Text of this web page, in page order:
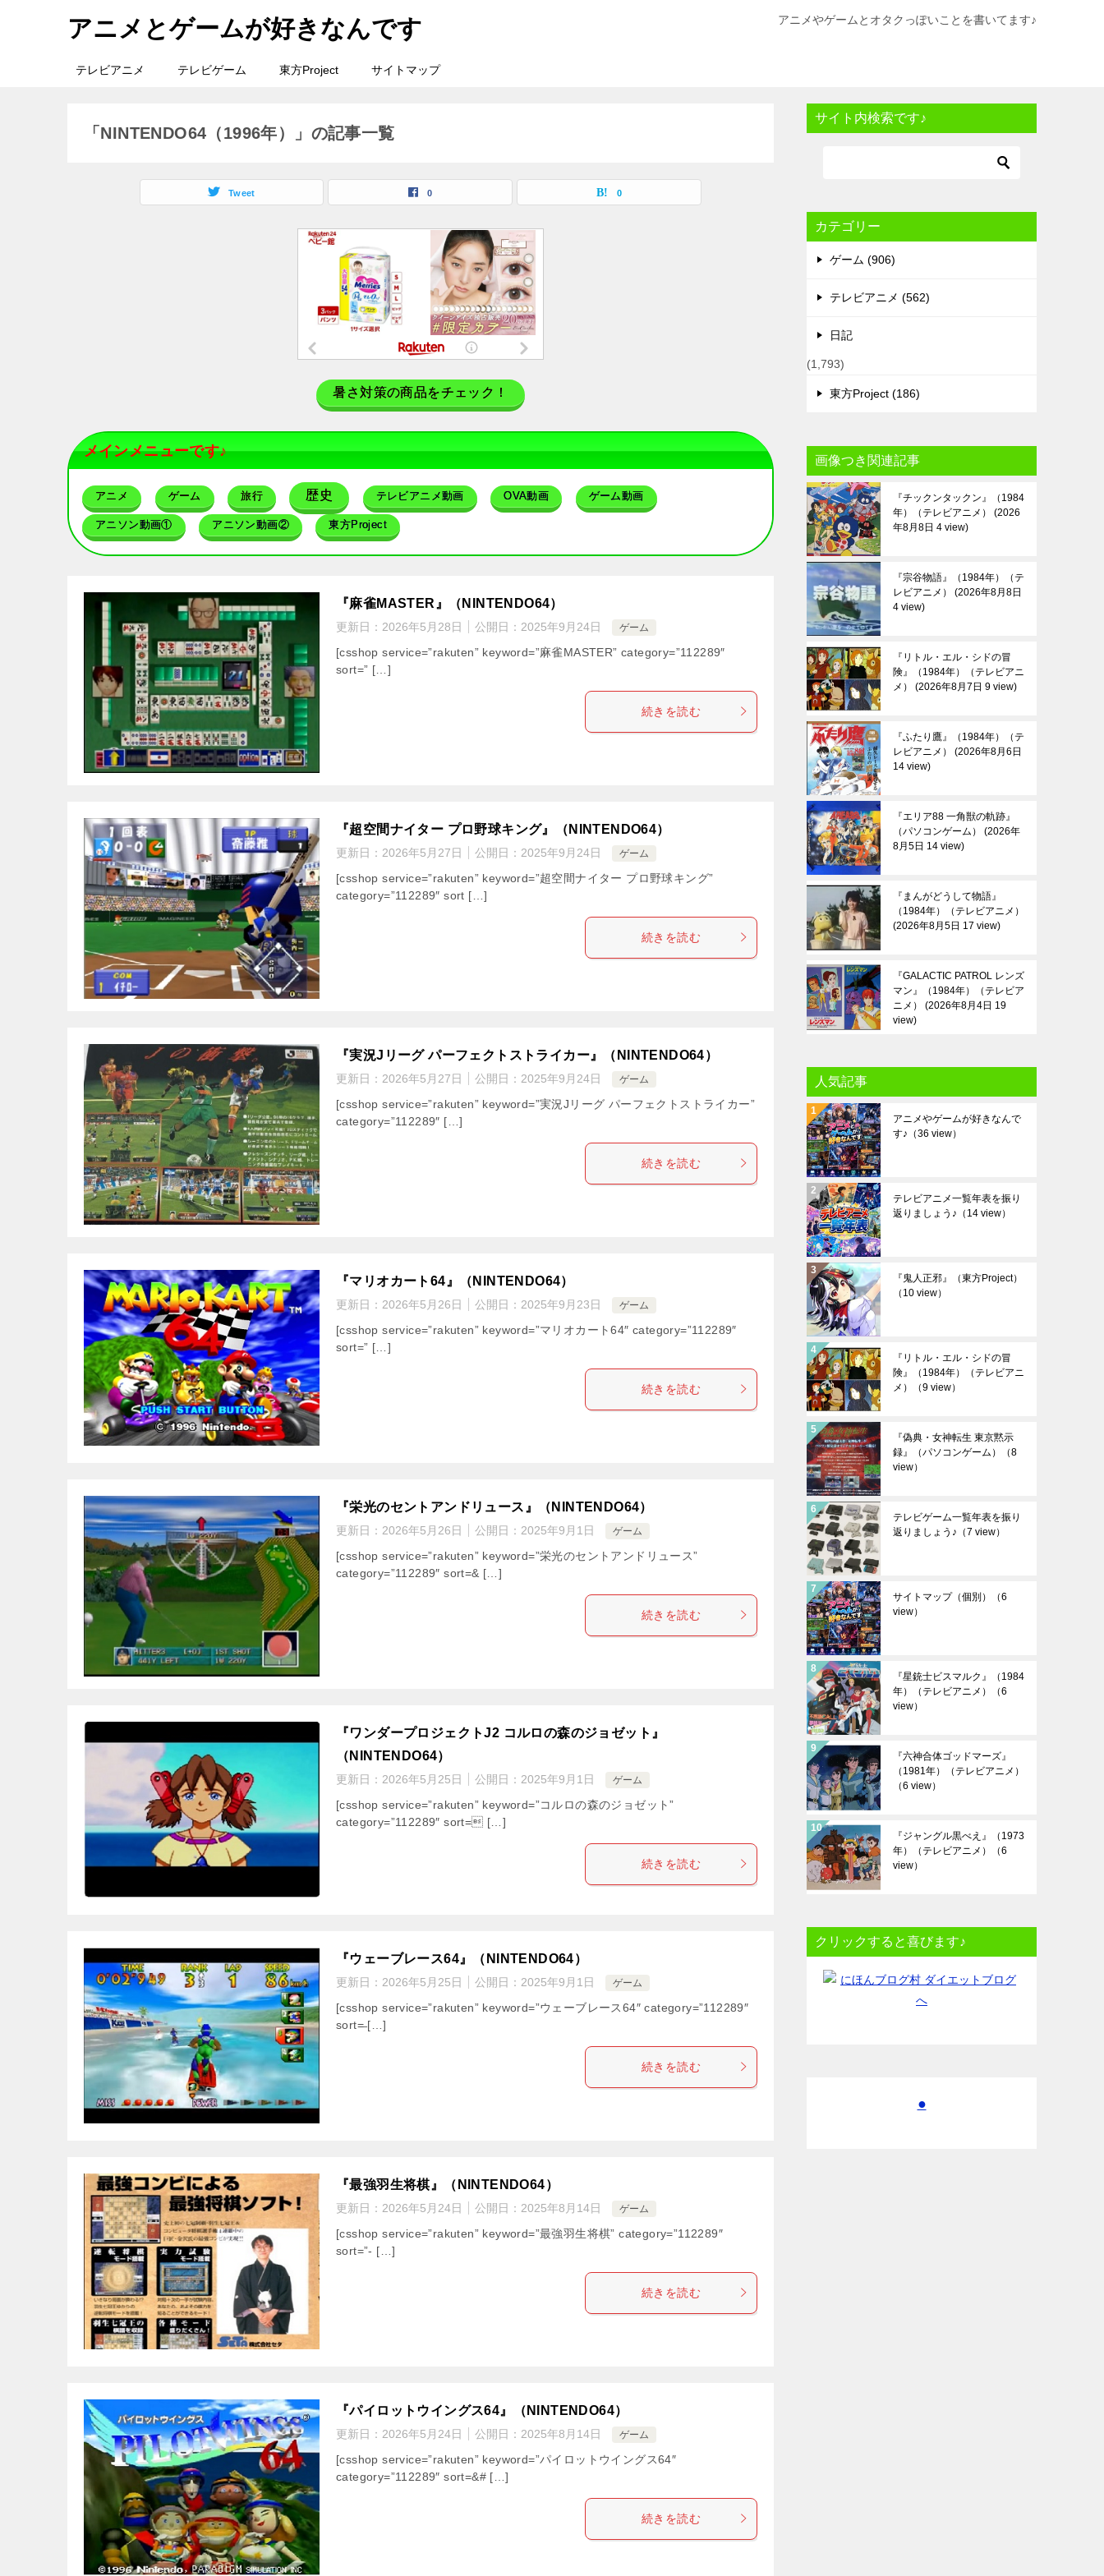
アニメとゲームが好きなんです アニメやゲームとオタクっぽいことを書いてます♪
テレビアニメ テレビゲーム 東方Project サイトマップ
「NINTENDO64（1996年）」の記事一覧
Tweet 0 0
暑さ対策の商品をチェック！
メインメニューです♪
アニメ ゲーム 旅行 歴史 テレビアニメ動画 OVA動画 ゲーム動画
アニソン動画① アニソン動画② 東方Project
『麻雀MASTER』（NINTENDO64）
更新日： 2026年5月28日 公開日： 2025年9月24日 ゲーム
[csshop service=”rakuten” keyword=”麻雀MASTER” category=”112289″
sort=” […]
続きを読む
『超空間ナイター プロ野球キング』（NINTENDO64）
更新日： 2026年5月27日 公開日： 2025年9月24日 ゲーム
[csshop service=”rakuten” keyword=”超空間ナイター プロ野球キング”
category=”112289″ sort […]
続きを読む
『実況Jリーグ パーフェクトストライカー』（NINTENDO64）
更新日： 2026年5月27日 公開日： 2025年9月24日 ゲーム
[csshop service=”rakuten” keyword=”実況Jリーグ パーフェクトストライカー”
category=”112289″ […]
続きを読む
『マリオカート64』（NINTENDO64）
更新日： 2026年5月26日 公開日： 2025年9月23日 ゲーム
[csshop service=”rakuten” keyword=”マリオカート64″ category=”112289″
sort=” […]
続きを読む
『栄光のセントアンドリュース』（NINTENDO64）
更新日： 2026年5月26日 公開日： 2025年9月1日 ゲーム
[csshop service=”rakuten” keyword=”栄光のセントアンドリュース”
category=”112289″ sort=& […]
続きを読む
『ワンダープロジェクトJ2 コルロの森のジョゼット』
（NINTENDO64）
更新日： 2026年5月25日 公開日： 2025年9月1日 ゲーム
[csshop service=”rakuten” keyword=”コルロの森のジョゼット”
category=”112289″ sort= […]
続きを読む
『ウェーブレース64』（NINTENDO64）
更新日： 2026年5月25日 公開日： 2025年9月1日 ゲーム
[csshop service=”rakuten” keyword=”ウェーブレース64″ category=”112289″
sort=̶ […]
続きを読む
『最強羽生将棋』（NINTENDO64）
更新日： 2026年5月24日 公開日： 2025年8月14日 ゲーム
[csshop service=”rakuten” keyword=”最強羽生将棋” category=”112289″
sort=”- […]
続きを読む
『パイロットウイングス64』（NINTENDO64）
更新日： 2026年5月24日 公開日： 2025年8月14日 ゲーム
[csshop service=”rakuten” keyword=”パイロットウイングス64″
category=”112289″ sort=&# […]
続きを読む
サイト内検索です♪
カテゴリー
ゲーム (906)
テレビアニメ (562)
日記
(1,793)
東方Project (186)
画像つき関連記事
『チックンタックン』（1984
年）（テレビアニメ）
2026
年8月8日 4 view
『宗谷物語』（1984年）（テ
レビアニメ）
2026年8月8日
4 view
『リトル・エル・シドの冒
険』（1984年）（テレビアニ
メ）
2026年8月7日 9 view
『ふたり鷹』（1984年）（テ
レビアニメ）
2026年8月6日
14 view
『エリア88 一角獣の軌跡』
（パソコンゲーム）
2026年
8月5日 14 view
『まんがどうして物語』
（1984年）（テレビアニメ）
2026年8月5日 17 view
『GALACTIC PATROL レンズ
マン』（1984年）（テレビア
ニメ）
2026年8月4日 19
view
人気記事
アニメやゲームが好きなんで
す♪ （36 view）
テレビアニメ一覧年表を振り
返りましょう♪ （14 view）
『鬼人正邪』（東方Project）
（10 view）
『リトル・エル・シドの冒
険』（1984年）（テレビアニ
メ）
（9 view）
『偽典・女神転生 東京黙示
録』（パソコンゲーム）
（8
view）
テレビゲーム一覧年表を振り
返りましょう♪ （7 view）
サイトマップ（個別）
（6
view）
『星銃士ビスマルク』（1984
年）（テレビアニメ）
（6
view）
『六神合体ゴッドマーズ』
（1981年）（テレビアニメ）
（6 view）
『ジャングル黒べえ』（1973
年）（テレビアニメ）
（6
view）
クリックすると喜びます♪
●